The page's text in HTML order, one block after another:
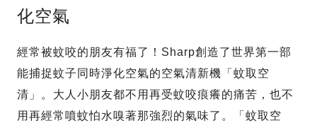
化空氣
經常被蚊咬的朋友有福了！Sharp創造了世界第一部
能捕捉蚊子同時淨化空氣的空氣清新機「蚊取空
清」。大人小朋友都不用再受蚊咬痕癢的痛苦，也不
用再經常噴蚊怕水嗅著那強烈的氣味了。「蚊取空